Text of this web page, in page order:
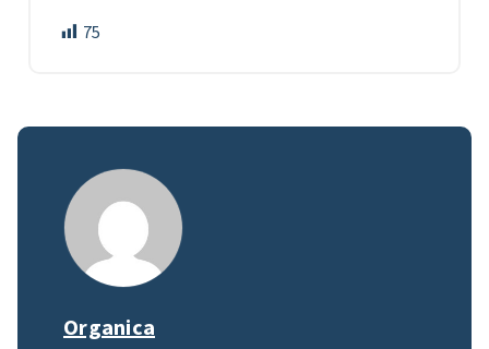
75
Organica